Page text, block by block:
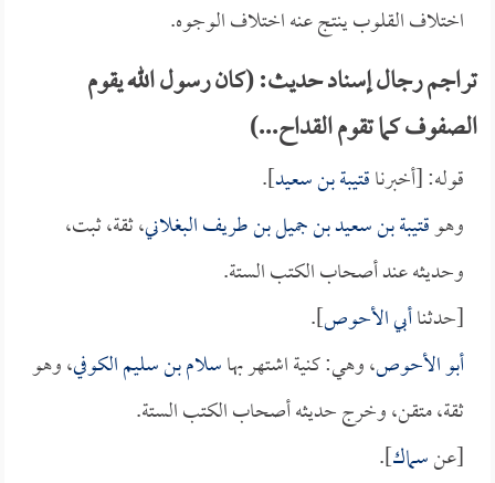
اختلاف القلوب ينتج عنه اختلاف الوجوه.
تراجم رجال إسناد حديث: (كان رسول الله يقوم
الصفوف كما تقوم القداح...)
قوله: [أخبرناقتيبة بن سعيد].
وهوقتيبة بن سعيد بن جميل بن طريف البغلاني، ثقة، ثبت،
وحديثه عند أصحاب الكتب الستة.
[حدثناأبي الأحوص].
أبو الأحوص، وهي: كنية اشتهر بهاسلام بن سليم الكوفي، وهو
ثقة، متقن، وخرج حديثه أصحاب الكتب الستة.
[عنسماك].